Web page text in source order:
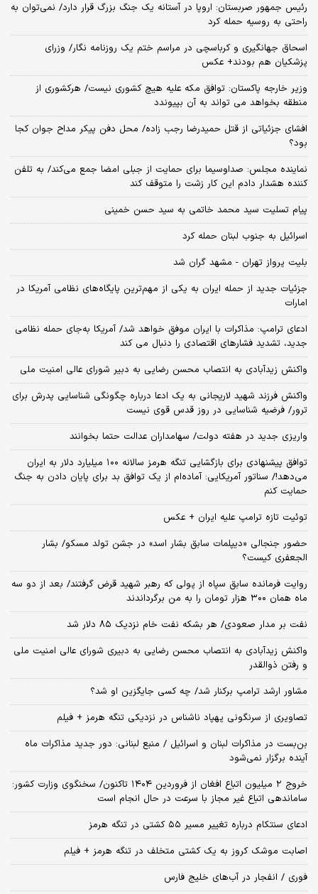
رئیس جمهور صربستان: اروپا در آستانه یک جنگ بزرگ قرار دارد/ نمی‌توان به
راحتی به روسیه حمله کرد
اسحاق جهانگیری و کرباسچی در مراسم ختم یک روزنامه نگار/ وزرای
پزشکیان هم بودند+ عکس
وزیر خارجه پاکستان: توافق مکه علیه هیچ کشوری نیست/ هرکشوری از
منطقه بخواهد می تواند به آن بپیوندد
افشای جزئیاتی از قتل حمیدرضا رجب زاده/ محل دفن پیکر مداح جوان کجا
بود؟
نماینده مجلس: صداوسیما برای حمایت از جبلی امضا جمع می‌کند/ به تلفن
کننده هشدار دادم این کار زشت را متوقف کند
پیام تسلیت سید محمد خاتمی به سید حسن خمینی
اسرائیل به جنوب لبنان حمله کرد
بلیت پرواز تهران - مشهد گران شد
جزئیات جدید از حمله ایران به یکی از مهم‌ترین پایگاه‌های نظامی آمریکا در
امارات
ادعای ترامپ: مذاکرات با ایران موفق خواهد شد/ آمریکا به‌جای حمله نظامی
جدید، تشدید فشارهای اقتصادی را دنبال می کند
واکنش زیدآبادی به انتصاب محسن رضایی به دبیر شورای عالی امنیت ملی
واکنش فرزند شهید لاریجانی به یک ادعا درباره چگونگی شناسایی پدرش برای
ترور/ فرضیه شناسایی در روز قدس قوی نیست
واریزی جدید در هفته دولت/ سهامداران عدالت حتما بخوانند
توافق پیشنهادی برای بازگشایی تنگه هرمز سالانه ۱۰۰ میلیارد دلار به ایران
می‌دهد!/ سناتور آمریکایی: آماده‌ام از یک توافق بد برای پایان دادن به جنگ
حمایت کنم
توئیت تازه ترامپ علیه ایران + عکس
حضور جنجالی «دیپلمات سابق بشار اسد» در جشن تولد مسکو/ بشار
الجعفری کیست؟
روایت فرمانده سابق سپاه از پولی که رهبر شهید قرض گرفتند/ بعد از دو سه
ماه همان ۳۰۰ هزار تومان را به من برگرداندند
نفت بر مدار صعودی/ هر بشکه نفت خام نزدیک ۸۵ دلار شد
واکنش زیدآبادی به انتصاب محسن رضایی به دبیری شورای عالی امنیت ملی
و رفتن ذوالقدر
مشاور ارشد ترامپ برکنار شد/ چه کسی جایگزین او شد؟
تصاویری از سرنگونی پهپاد ناشناس در نزدیکی تنگه هرمز + فیلم
بن‌بست در مذاکرات لبنان و اسرائیل / منبع لبنانی: دور جدید مذاکرات ماه
آینده برگزار نمی‌شود
خروج ۲ میلیون اتباع افغان از فروردین ۱۴۰۴ تاکنون/ سخنگوی وزارت کشور:
ساماندهی اتباع غیر مجاز با سرعت در حال انجام است
ادعای سنتکام درباره تغییر مسیر ۵۵ کشتی در تنگه هرمز
اصابت موشک کروز به یک کشتی متخلف در تنگه هرمز + فیلم
فوری / انفجار در آب‌های خلیج فارس